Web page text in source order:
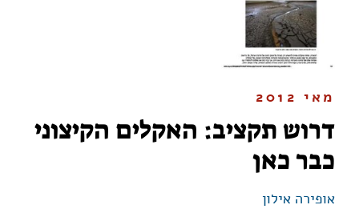
מאי 2012
דרוש תקציב: האקלים הקיצוני
כבר כאן
אופירה אילון